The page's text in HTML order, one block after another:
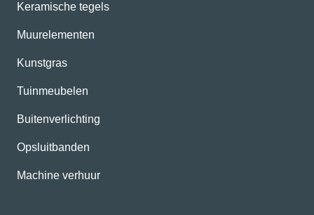
Keramische tegels
Muurelementen
Kunstgras
Tuinmeubelen
Buitenverlichting
Opsluitbanden
Machine verhuur